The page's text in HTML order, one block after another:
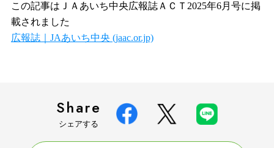
この記事はＪＡあいち中央広報誌ＡＣＴ2025年6月号に掲
載されました
広報誌｜JAあいち中央 (jaac.or.jp)
Share
シェアする